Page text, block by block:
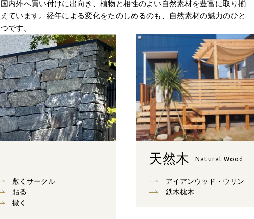
国内外へ買い付けに出向き、植物と相性のよい自然素材を豊富に取り揃
えています。経年による変化をたのしめるのも、自然素材の魅力のひと
つです。
敷くサークル
貼る
撒く
天然木 Natural Wood
アイアンウッド・ウリン
鉄木枕木